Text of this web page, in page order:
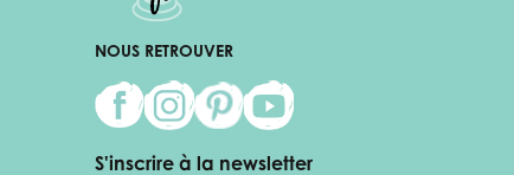
NOUS RETROUVER
S'inscrire à la newsletter